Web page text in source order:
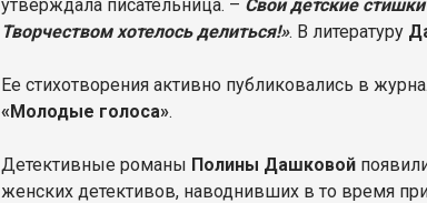
утверждала писательница. – Свои детские
Творчеством хотелось делиться!». В литературу
Ее стихотворения активно публиковались в
«Молодые голоса».
Детективные романы Полины Дашковой
женских детективов, наводнивших в то время